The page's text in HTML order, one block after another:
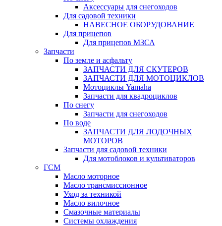
Аксессуары для снегоходов
Для садовой техники
НАВЕСНОЕ ОБОРУДОВАНИЕ
Для прицепов
Для прицепов МЗСА
Запчасти
По земле и асфальту
ЗАПЧАСТИ ДЛЯ СКУТЕРОВ
ЗАПЧАСТИ ДЛЯ МОТОЦИКЛОВ
Мотоциклы Yamaha
Запчасти для квадроциклов
По снегу
Запчасти для снегоходов
По воде
ЗАПЧАСТИ ДЛЯ ЛОДОЧНЫХ
МОТОРОВ
Запчасти для садовой техники
Для мотоблоков и культиваторов
ГСМ
Масло моторное
Масло трансмиссионное
Уход за техникой
Масло вилочное
Смазочные материалы
Системы охлаждения